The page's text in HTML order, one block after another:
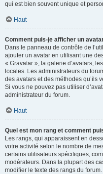
qui est bien souvent unique et
Haut
Comment puis-je afficher un
Dans le panneau de contrôle de
ajouter un avatar en utilisant une
« Gravatar », la galerie d’avatars,
locales. Les administrateurs du
des avatars et des méthodes qu’ils
Si vous ne pouvez pas utiliser
administrateur du forum.
Haut
Quel est mon rang et comment
Les rangs, qui apparaissent en
votre activité selon le nombre de
certains utilisateurs spécifiques,
modérateurs. Dans la plupart des
modifier le texte des rangs du